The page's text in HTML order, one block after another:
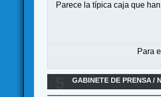
Parece la típica caja que
Para
GABINETE DE PRENSA/